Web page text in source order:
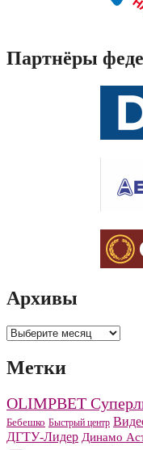
Партнёры
Архивы
Архивы
Метки
OLIMPBET
Бебешко Быстрый центр
ДГТУ-Лидер Динамо